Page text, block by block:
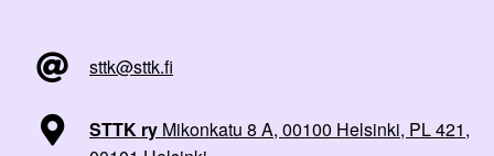
sttk@sttk.fi
STTK ry Mikonkatu 8 A, 00100 Helsinki, PL 421,